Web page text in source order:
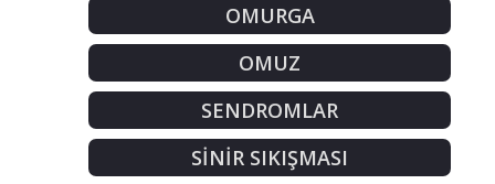
OMURGA
OMUZ
SENDROMLAR
SİNİR SIKIŞMASI